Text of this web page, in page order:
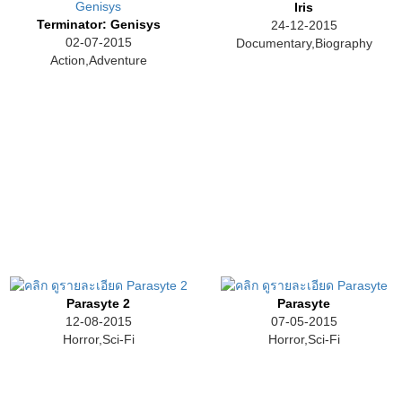
Terminator: Genisys
02-07-2015
Action,Adventure
Iris
24-12-2015
Documentary,Biography
Parasyte 2
12-08-2015
Horror,Sci-Fi
Parasyte
07-05-2015
Horror,Sci-Fi